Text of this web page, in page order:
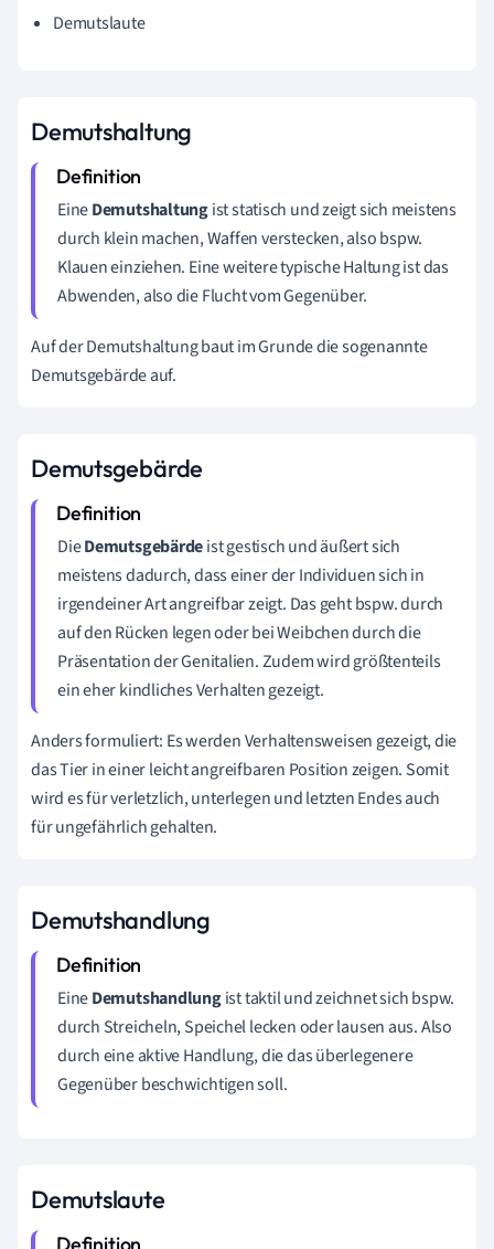
Demutslaute
Demutshaltung
EineDemutshaltungist statisch und zeigt sich meistens
durch klein machen, Waffen verstecken, also bspw.
Klauen einziehen. Eine weitere typische Haltung ist das
Abwenden, also die Flucht vom Gegenüber.
Auf der Demutshaltung baut im Grunde die sogenannte
Demutsgebärde auf.
Demutsgebärde
DieDemutsgebärdeist gestisch und äußert sich
meistens dadurch, dass einer der Individuen sich in
irgendeiner Art angreifbar zeigt. Das geht bspw. durch
auf den Rücken legen oder bei Weibchen durch die
Präsentation der Genitalien. Zudem wird größtenteils
ein eher kindliches Verhalten gezeigt.
Anders formuliert: Es werden Verhaltensweisen gezeigt, die
das Tier in einer leicht angreifbaren Position zeigen. Somit
wird es für verletzlich, unterlegen und letzten Endes auch
für ungefährlich gehalten.
Demutshandlung
EineDemutshandlungist taktil und zeichnet sich bspw.
durch Streicheln, Speichel lecken oder lausen aus. Also
durch eine aktive Handlung, die das überlegenere
Gegenüber beschwichtigen soll.
Demutslaute